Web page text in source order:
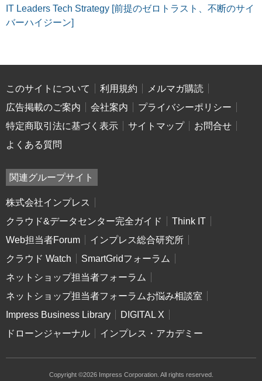
IT Leaders Tech Strategy [前提のゼロトラスト、不断のサイ
バーハイジーン]
このサイトについて 利用規約
メルマガ購読
広告掲載のご案内
会社案内
プライバシーポリシー
特定商取引法に基づく表示
サイトマップ
お問合せ
よくある質問
関連グループサイト
株式会社インプレス
クラウド&データセンター完全ガイド
Think IT
Web担当者Forum
インプレス総合研究所
クラウド Watch
SmartGridフォーラム
ネットショップ担当者フォーラム
ネットショップ担当者フォーラムお悩み相談室
Impress Business Library
DIGITAL X
ドローンジャーナル
インプレス・アカデミー
Copyright ©2026 Impress Corporation. All rights reserved.